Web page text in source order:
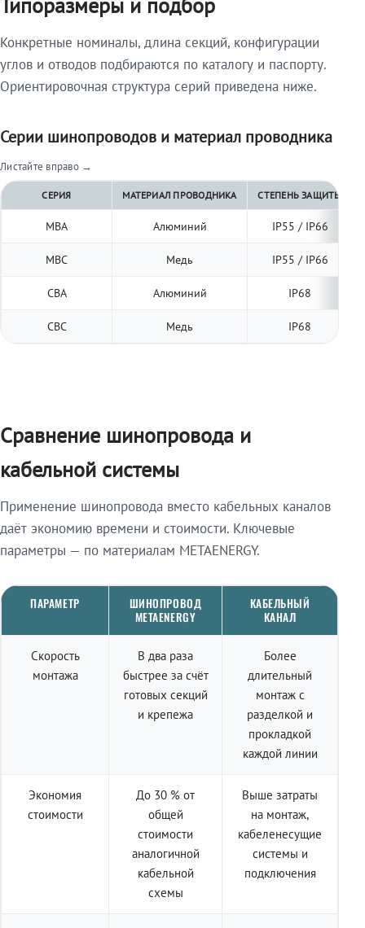
Конкретные номиналы, длина секций, конфигурации
углов и отводов подбираются по каталогу и паспорту.
Ориентировочная структура серий приведена ниже.
Серии шинопроводов и материал проводника
Листайте вправо →
СЕРИЯ МАТЕРИАЛ ПРОВОДНИКА СТЕПЕНЬ ЗАЩИТЫ
МВА Алюминий IP55 / IP66
МВС Медь IP55 / IP66
СВА Алюминий IP68
СВС Медь IP68
Сравнение шинопровода и
кабельной системы
Применение шинопровода вместо кабельных каналов
даёт экономию времени и стоимости. Ключевые
параметры — по материалам METAENERGY.
ПАРАМЕТР
ШИНОПРОВОД
METAENERGY
КАБЕЛЬНЫЙ
КАНАЛ
Скорость
монтажа
В два раза
быстрее за счёт
готовых секций
и крепежа
Более
длительный
монтаж с
разделкой и
прокладкой
каждой линии
Экономия
стоимости
До 30 % от
общей
стоимости
аналогичной
кабельной
схемы
Выше затраты
на монтаж,
кабеленесущие
системы и
подключения